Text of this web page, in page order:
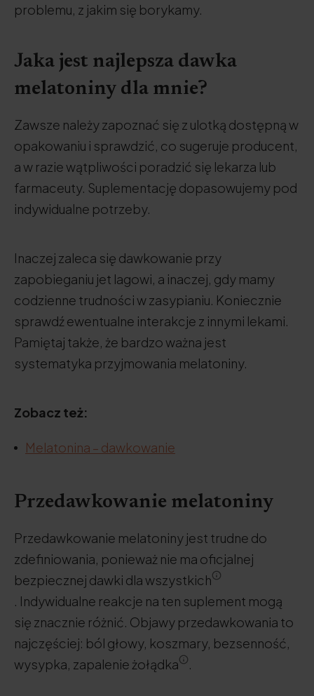
problemu, z jakim się borykamy.
Jaka jest najlepsza dawka
melatoniny dla mnie?
Zawsze należy zapoznać się z ulotką dostępną w
opakowaniu i sprawdzić, co sugeruje producent,
a w razie wątpliwości poradzić się lekarza lub
farmaceuty. Suplementację dopasowujemy pod
indywidualne potrzeby.
Inaczej zaleca się dawkowanie przy
zapobieganiu jet lagowi, a inaczej, gdy mamy
codzienne trudności w zasypianiu. Koniecznie
sprawdź ewentualne interakcje z innymi lekami.
Pamiętaj także, że bardzo ważna jest
systematyka przyjmowania melatoniny.
Zobacz też:
Melatonina – dawkowanie
Przedawkowanie melatoniny
Przedawkowanie melatoniny jest trudne do
zdefiniowania, ponieważ nie ma oficjalnej
bezpiecznej dawki dla wszystkich
. Indywidualne reakcje na ten suplement mogą
się znacznie różnić. Objawy przedawkowania to
najczęściej: ból głowy, koszmary, bezsenność,
wysypka, zapalenie żołądka
.